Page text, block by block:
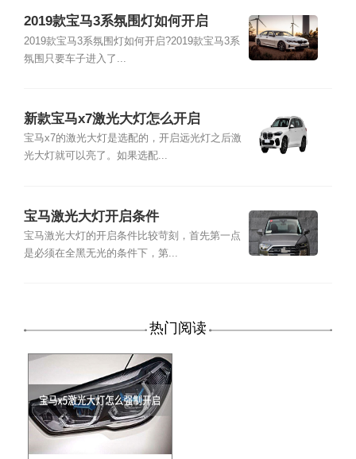
2019款宝马3系氛围灯如何开启
2019款宝马3系氛围灯如何开启?2019款宝马3系
氛围只要车子进入了...
新款宝马x7激光大灯怎么开启
宝马x7的激光大灯是选配的，开启远光灯之后激
光大灯就可以亮了。如果选配...
宝马激光大灯开启条件
宝马激光大灯的开启条件比较苛刻，首先第一点
是必须在全黑无光的条件下，第...
热门阅读